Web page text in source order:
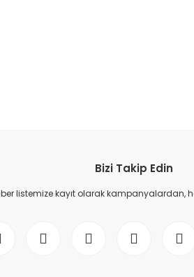
Bizi Takip Edin
listemize kayıt olarak kampanyalardan,